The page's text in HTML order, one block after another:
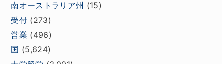
南オーストラリア州 (15)
受付 (273)
営業 (496)
国 (5,624)